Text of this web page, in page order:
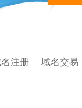
注册 | 域名交易